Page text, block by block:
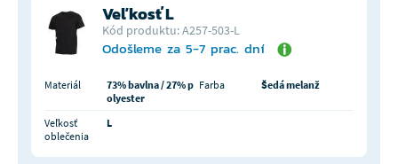
Veľkosť L
Kód produktu: A257-503-L
Odošleme za 5-7 prac. dní
Materiál
73% bavlna / 27% p
olyester
Farba Šedá melanž
Veľkosť
oblečenia
L